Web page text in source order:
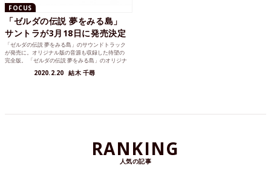
FOCUS
「ゼルダの伝説 夢をみる島」
サントラが3月18日に発売決定
「ゼルダの伝説 夢をみる島」のサウンドトラック
が発売に。オリジナル版の音源も収録した待望の
完全版。 「ゼルダの伝説 夢をみる島」のオリジナ
2020.2.20 結木 千尋
RANKING
人気の記事